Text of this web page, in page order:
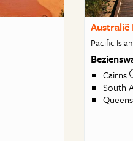
Australië
Pacific
Cairns
South